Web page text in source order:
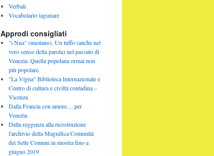
Verbali
Vocabolario lagunare
Approdi consigliati
"i Nua" (nuotano). Un tuffo (anche nel
vero senso della parola) nel passato di
Venezia. Quella popolana ormai non
più popolare.
"La Vigna" Biblioteca Internazionale e
Centro di cultura e civiltà contadina –
Vicenza
Dalla Francia con amore….per
Venezia
Dalla reggenza alla ricostruzione
l'archivio della Magnifica Comunità
dei Sette Comuni in mostra fino a
giugno 2019